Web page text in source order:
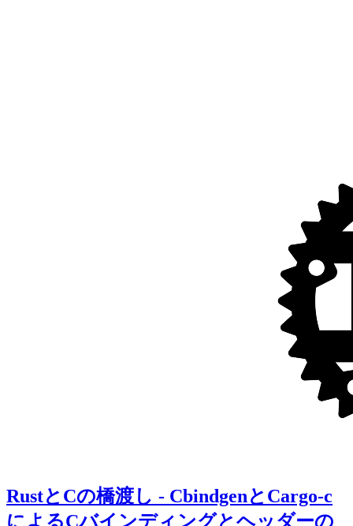
RustとCの橋渡し - CbindgenとCargo-c
によるCバインディングとヘッダーの